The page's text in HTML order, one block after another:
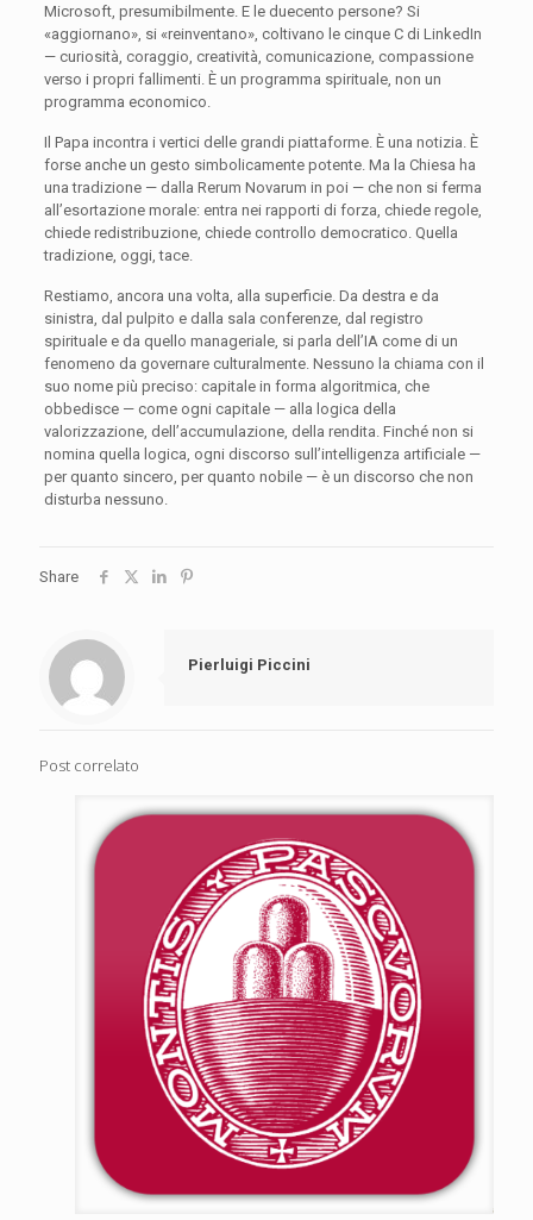
Microsoft, presumibilmente. E le duecento persone? Si
«aggiornano», si «reinventano», coltivano le cinque C di LinkedIn
— curiosità, coraggio, creatività, comunicazione, compassione
verso i propri fallimenti. È un programma spirituale, non un
programma economico.
Il Papa incontra i vertici delle grandi piattaforme. È una notizia. È
forse anche un gesto simbolicamente potente. Ma la Chiesa ha
una tradizione — dalla Rerum Novarum in poi — che non si ferma
all’esortazione morale: entra nei rapporti di forza, chiede regole,
chiede redistribuzione, chiede controllo democratico. Quella
tradizione, oggi, tace.
Restiamo, ancora una volta, alla superficie. Da destra e da
sinistra, dal pulpito e dalla sala conferenze, dal registro
spirituale e da quello manageriale, si parla dell’IA come di un
fenomeno da governare culturalmente. Nessuno la chiama con il
suo nome più preciso: capitale in forma algoritmica, che
obbedisce — come ogni capitale — alla logica della
valorizzazione, dell’accumulazione, della rendita. Finché non si
nomina quella logica, ogni discorso sull’intelligenza artificiale —
per quanto sincero, per quanto nobile — è un discorso che non
disturba nessuno.
Share
Pierluigi Piccini
Post correlato